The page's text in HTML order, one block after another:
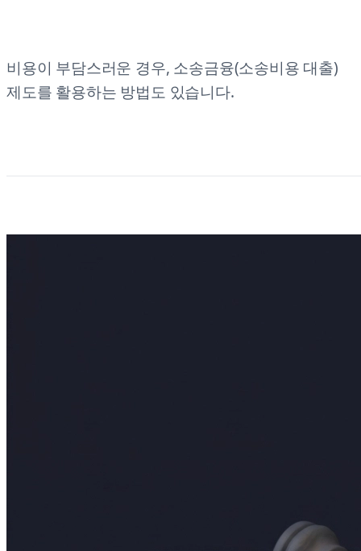
비용이 부담스러운 경우, 소송금융(소송비용 대출)
제도를 활용하는 방법도 있습니다.